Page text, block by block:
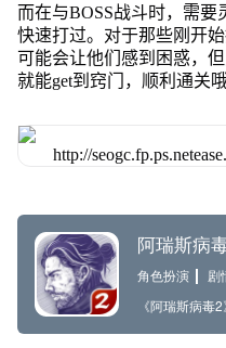
而在与BOSS战斗时，需
快速打过。对于那些刚开
可能会让他们感到困惑，
就能get到窍门，顺利通关哦